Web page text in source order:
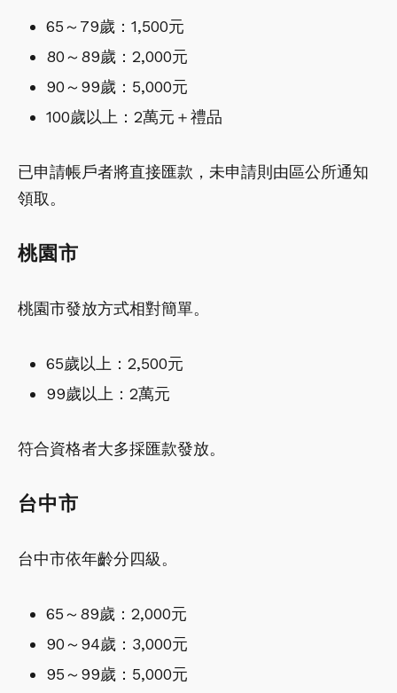
65～79歲：1,500元
80～89歲：2,000元
90～99歲：5,000元
100歲以上：2萬元＋禮品
已申請帳戶者將直接匯款，未申請則由區公所通知
領取。
桃園市
桃園市發放方式相對簡單。
65歲以上：2,500元
99歲以上：2萬元
符合資格者大多採匯款發放。
台中市
台中市依年齡分四級。
65～89歲：2,000元
90～94歲：3,000元
95～99歲：5,000元